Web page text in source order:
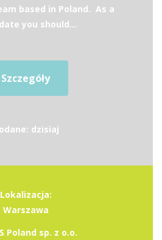
based in Poland. As a
you should...
Szczegóły
dzisiaj
Lokalizacja:
Warszawa
Poland sp. z o.o.